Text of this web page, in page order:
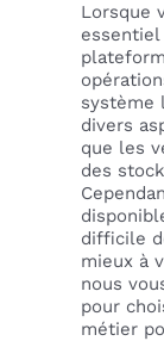
Lorsque
système
divers
que les
des
difficile
mieux à
nous
pour
métier